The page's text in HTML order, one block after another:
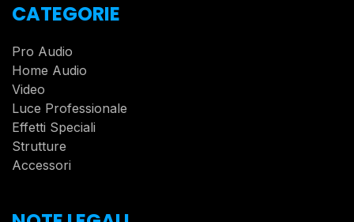
CATEGORIE
Pro Audio
Home Audio
Video
Luce Professionale
Effetti Speciali
Strutture
Accessori